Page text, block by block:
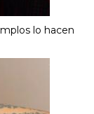
lo hacen